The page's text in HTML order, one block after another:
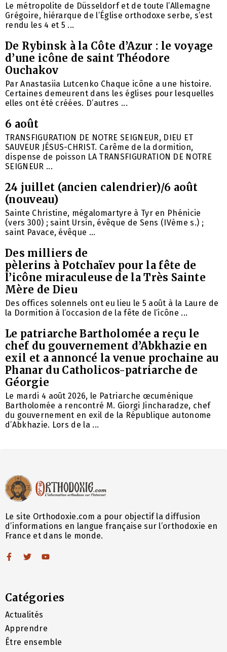
Le métropolite de Düsseldorf et de toute l’Allemagne
Grégoire, hiérarque de l’Église orthodoxe serbe, s’est
rendu les 4 et 5 ...
De Rybinsk à la Côte d’Azur : le voyage
d’une icône de saint Théodore
Ouchakov
Par Anastasiia Lutcenko Chaque icône a une histoire.
Certaines demeurent dans les églises pour lesquelles
elles ont été créées. D’autres ...
6 août
TRANSFIGURATION DE NOTRE SEIGNEUR, DIEU ET
SAUVEUR JÉSUS-CHRIST. Carême de la dormition,
dispense de poisson LA TRANSFIGURATION DE NOTRE
SEIGNEUR ...
24 juillet (ancien calendrier)/6 août
(nouveau)
Sainte Christine, mégalomartyre à Tyr en Phénicie
(vers 300) ; saint Ursin, évêque de Sens (IVème s.) ;
saint Pavace, évêque ...
Des milliers de
pèlerins à Potchaïev pour la fête de
l’icône miraculeuse de la Très Sainte
Mère de Dieu
Des offices solennels ont eu lieu le 5 août à la Laure de
la Dormition à l’occasion de la fête de l’icône ...
Le patriarche Bartholomée a reçu le
chef du gouvernement d’Abkhazie en
exil et a annoncé la venue prochaine au
Phanar du Catholicos-patriarche de
Géorgie
Le mardi 4 août 2026, le Patriarche œcuménique
Bartholomée a rencontré M. Giorgi Jincharadze, chef
du gouvernement en exil de la République autonome
d’Abkhazie. Lors de la ...
Le site Orthodoxie.com a pour objectif la diffusion
d’informations en langue française sur l’orthodoxie en
France et dans le monde.
Catégories
Actualités
Apprendre
Être ensemble